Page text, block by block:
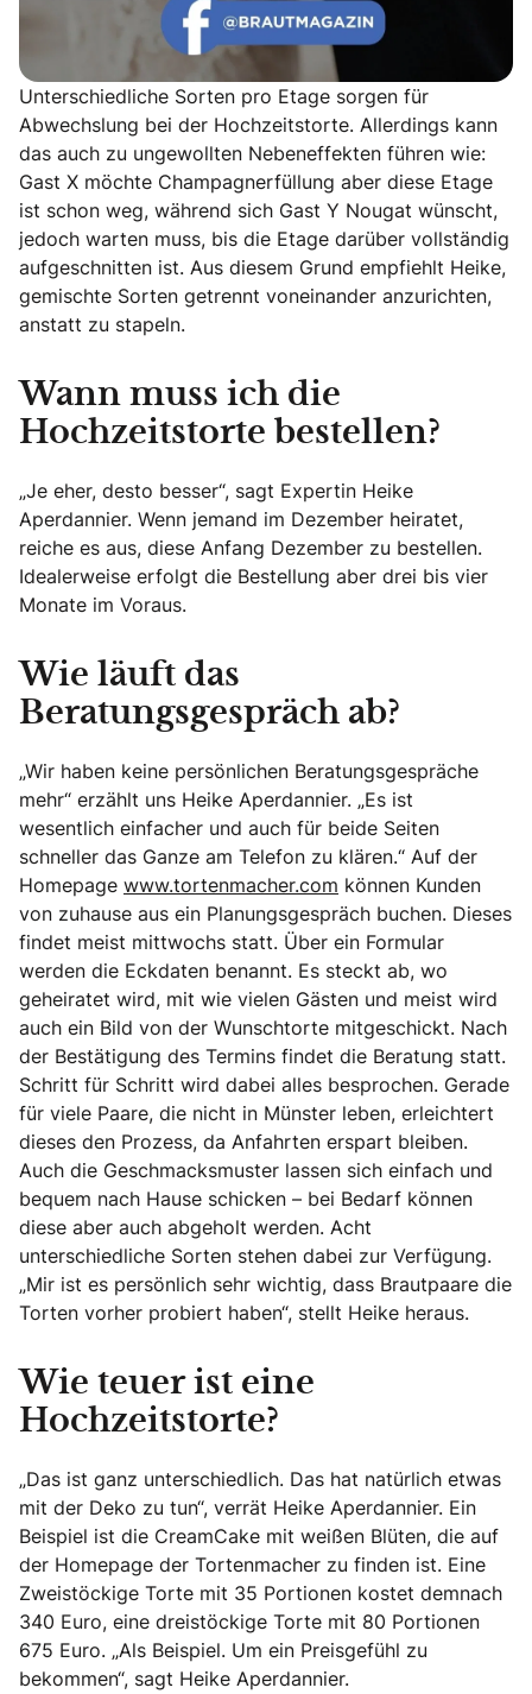
Unterschiedliche Sorten pro Etage sorgen für
Abwechslung bei der Hochzeitstorte. Allerdings kann
das auch zu ungewollten Nebeneffekten führen wie:
Gast X möchte Champagnerfüllung aber diese Etage
ist schon weg, während sich Gast Y Nougat wünscht,
jedoch warten muss, bis die Etage darüber vollständig
aufgeschnitten ist. Aus diesem Grund empfiehlt Heike,
gemischte Sorten getrennt voneinander anzurichten,
anstatt zu stapeln.
Wann muss ich die
Hochzeitstorte bestellen?
„Je eher, desto besser“, sagt Expertin Heike
Aperdannier. Wenn jemand im Dezember heiratet,
reiche es aus, diese Anfang Dezember zu bestellen.
Idealerweise erfolgt die Bestellung aber drei bis vier
Monate im Voraus.
Wie läuft das
Beratungsgespräch ab?
„Wir haben keine persönlichen Beratungsgespräche
mehr“ erzählt uns Heike Aperdannier. „Es ist
wesentlich einfacher und auch für beide Seiten
schneller das Ganze am Telefon zu klären.“ Auf der
Homepage www.tortenmacher.com können Kunden
von zuhause aus ein Planungsgespräch buchen. Dieses
findet meist mittwochs statt. Über ein Formular
werden die Eckdaten benannt. Es steckt ab, wo
geheiratet wird, mit wie vielen Gästen und meist wird
auch ein Bild von der Wunschtorte mitgeschickt. Nach
der Bestätigung des Termins findet die Beratung statt.
Schritt für Schritt wird dabei alles besprochen. Gerade
für viele Paare, die nicht in Münster leben, erleichtert
dieses den Prozess, da Anfahrten erspart bleiben.
Auch die Geschmacksmuster lassen sich einfach und
bequem nach Hause schicken – bei Bedarf können
diese aber auch abgeholt werden. Acht
unterschiedliche Sorten stehen dabei zur Verfügung.
„Mir ist es persönlich sehr wichtig, dass Brautpaare die
Torten vorher probiert haben“, stellt Heike heraus.
Wie teuer ist eine
Hochzeitstorte?
„Das ist ganz unterschiedlich. Das hat natürlich etwas
mit der Deko zu tun“, verrät Heike Aperdannier. Ein
Beispiel ist die CreamCake mit weißen Blüten, die auf
der Homepage der Tortenmacher zu finden ist. Eine
Zweistöckige Torte mit 35 Portionen kostet demnach
340 Euro, eine dreistöckige Torte mit 80 Portionen
675 Euro. „Als Beispiel. Um ein Preisgefühl zu
bekommen“, sagt Heike Aperdannier.